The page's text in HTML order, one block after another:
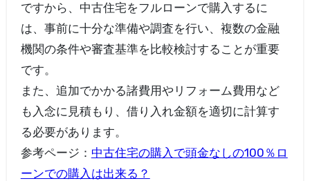
ですから、中古住宅をフルローンで購入するに
は、事前に十分な準備や調査を行い、複数の金融
機関の条件や審査基準を比較検討することが重要
です。
また、追加でかかる諸費用やリフォーム費用など
も入念に見積もり、借り入れ金額を適切に計算す
る必要があります。
参考ページ： 中古住宅の購入で頭金なしの100％ロ
ーンでの購入は出来る？